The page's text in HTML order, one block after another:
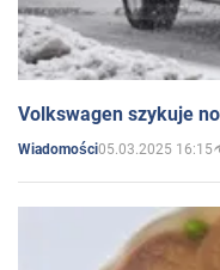
Volkswagen szykuje
Wiadomości05.03.2025 16:15